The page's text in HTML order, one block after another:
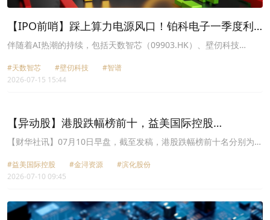
【IPO前哨】踩上算力电源风口！铂科电子一季度利
润却遭暴降
伴随着AI热潮的持续，包括天数智芯（09903.HK）、壁仞科技
在港股挂牌上市。
#天数智芯 #壁仞科技
#智谱
2026-07-15 15:44
【异动股】港股跌幅榜前十，益美国际控股
(01870.HK)跌20.00%，金浔资源(03636.HK)跌17.87%
【财华社讯】07月10日早盘，截至发稿，港股跌幅榜前十名分别为益
17.87%、滨化股份(06745.HK)跌幅16.38%、阳光能源(00757.HK)跌
幅12.50%、诺亚智能(08131.HK)跌幅10.55%、友联国际教育租赁
因(06667.HK)跌幅10.00%、华夏水务集团(08401.HK)跌幅9.38%、
祖龙娱乐(09990.HK)跌幅9.35%。
#益美国际控股 #金浔资源
#滨化股份
2026-07-10 09:45